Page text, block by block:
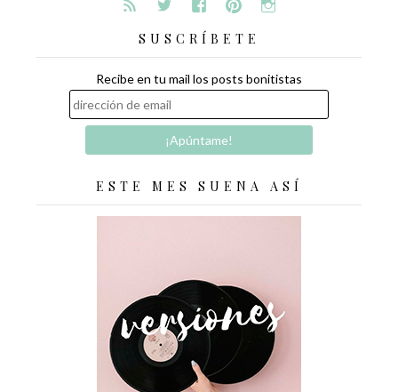
SUSCRÍBETE
Recibe en tu mail los posts bonitistas
ESTE MES SUENA ASÍ